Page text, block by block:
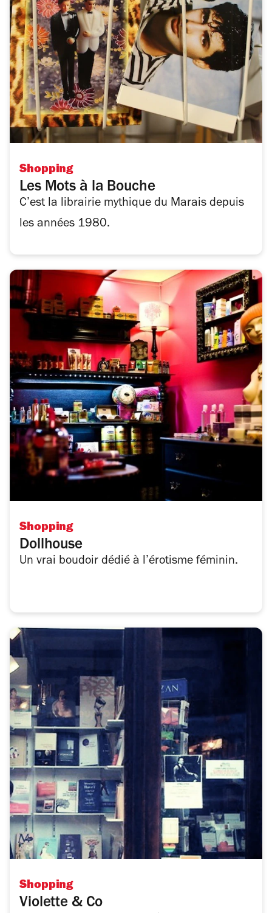
Shopping
Les Mots à la Bouche
C’est la librairie mythique du Marais depuis
les années 1980.
Shopping
Dollhouse
Un vrai boudoir dédié à l’érotisme féminin.
Shopping
Violette & Co